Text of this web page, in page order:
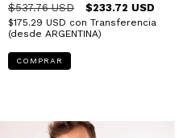
$537.76 USD $233.72 USD
$175.29 USD con Transferencia
(desde ARGENTINA)
COMPRAR